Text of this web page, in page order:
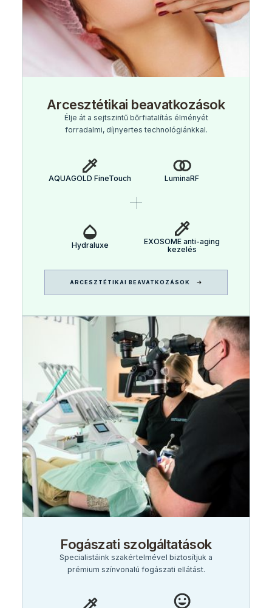
Arcesztétikai beavatkozások
Élje át a sejtszintű bőrfiatalítás élményét
forradalmi, díjnyertes technológiánkkal.
AQUAGOLD FineTouch LuminaRF
Hydraluxe
EXOSOME anti-aging
kezelés
ARCESZTÉTIKAI BEAVATKOZÁSOK
Fogászati szolgáltatások
Specialistáink szakértelmével biztosítjuk a
prémium színvonalú fogászati ellátást.